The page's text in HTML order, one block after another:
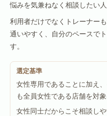
悩みを気兼ねなく相談したい人
利用者だけでなくトレーナー
通いやすく、自分のペースで
す。
選定基準
女性専用であることに加え
も全員女性である店舗を対象
女性同士だからこそ相談し